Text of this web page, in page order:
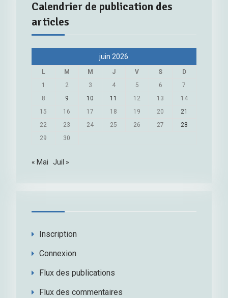
Calendrier de publication des
articles
juin 2026
L M M J V S
D
1
2 3 4 5 6
7
8
9 10 11 12 13
14
15
16 17 18 19 20
21
22
23 24 25 26 27
28
29
30
« Mai Juil »
Inscription
Connexion
Flux des publications
Flux des commentaires